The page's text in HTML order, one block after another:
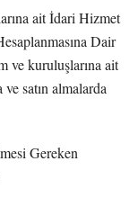
ait İdari Hizmet
Dair
ve kuruluşlarına ait
satın almalarda
Gereken